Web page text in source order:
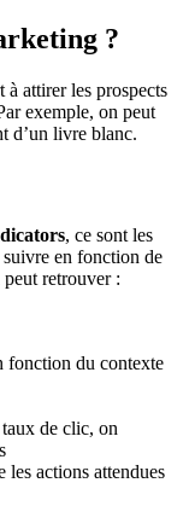
?
à attirer les prospects
exemple, on peut
d’un livre blanc.
, ce sont les
en fonction de
retrouver :
fonction du contexte
de clic, on
les actions attendues